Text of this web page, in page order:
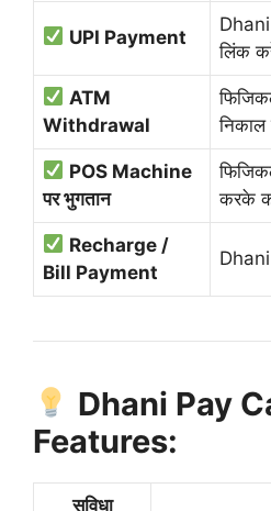
UPI Payment
लिंक
ATM
Withdrawal
POS Machine
पर भुगतान
करके
Recharge /
Bill Payment
Dhani Pay
Features:
सुविधा